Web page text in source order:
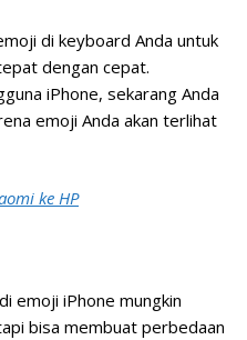
di keyboard Anda untuk
dengan cepat.
iPhone, sekarang Anda
emoji Anda akan terlihat
ke HP
emoji iPhone mungkin
bisa membuat perbedaan